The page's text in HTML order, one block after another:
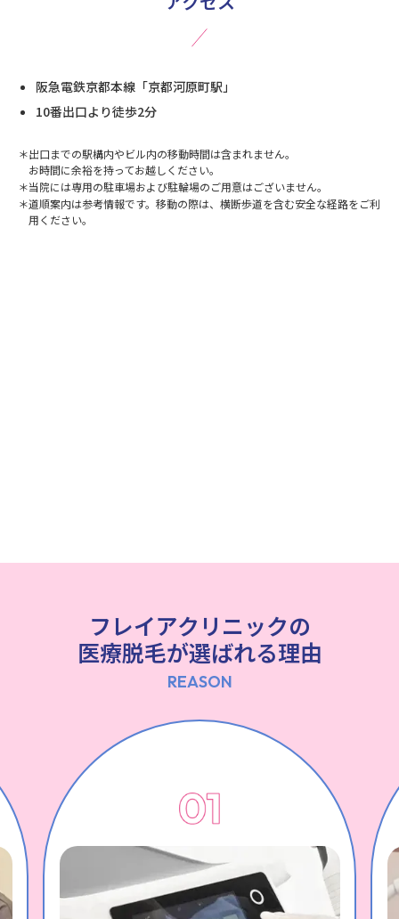
阪急電鉄京都本線「京都河原町駅」
10番出口より徒歩2分
出口までの駅構内やビル内の移動時間は含まれません。
お時間に余裕を持ってお越しください。
当院には専用の駐車場および駐輪場のご用意はございません。
道順案内は参考情報です。移動の際は、横断歩道を含む安全な経路をご利
用ください。
フレイアクリニックの
医療脱毛が選ばれる理由
REASON